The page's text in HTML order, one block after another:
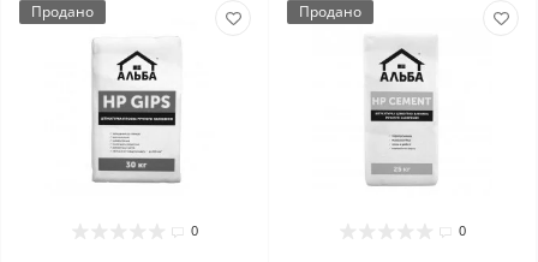
Продано
0
Продано
0